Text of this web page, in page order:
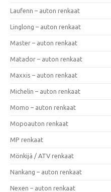
Laufenn – auton renkaat
Linglong – auton renkaat
Master – auton renkaat
Matador – auton renkaat
Maxxis – auton renkaat
Michelin – auton renkaat
Momo – auton renkaat
Mopoauton renkaat
MP renkaat
Mönkijä / ATV renkaat
Nankang – auton renkaat
Nexen – auton renkaat